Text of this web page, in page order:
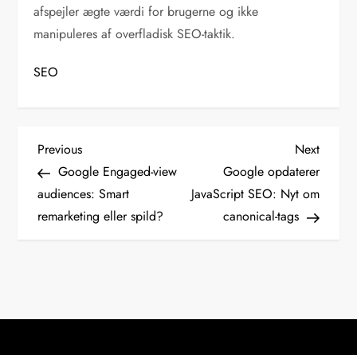
afspejler ægte værdi for brugerne og ikke
manipuleres af overfladisk SEO-taktik.
SEO
I
n
d
g
Previous
Post
Previous
Google Engaged-view
audiences: Smart
remarketing eller spild?
Next
Post
Next
Google opdaterer
JavaScript SEO: Nyt om
canonical-tags